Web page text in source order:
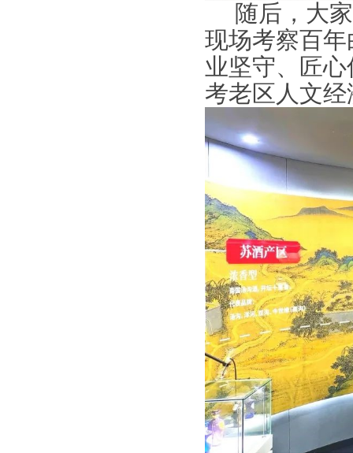
随后，大
现场考察百
业坚守、匠
考老区人文